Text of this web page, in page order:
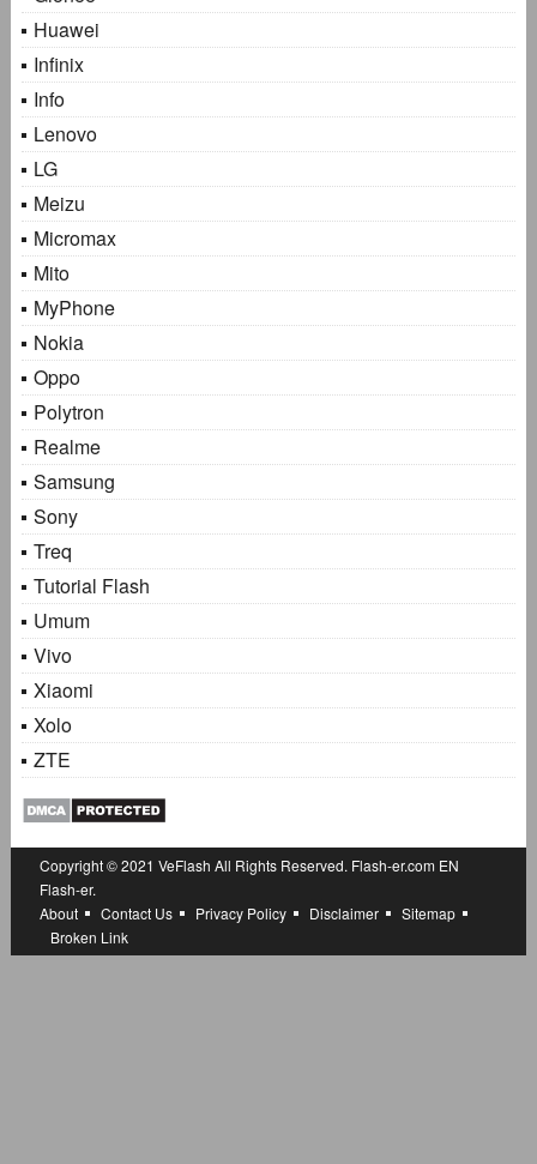
Huawei
Infinix
Info
Lenovo
LG
Meizu
Micromax
Mito
MyPhone
Nokia
Oppo
Polytron
Realme
Samsung
Sony
Treq
Tutorial Flash
Umum
Vivo
Xiaomi
Xolo
ZTE
Copyright © 2021 VeFlash All Rights Reserved. Flash-er.com EN
Flash-er.
About
Contact Us Privacy Policy Disclaimer
Sitemap
Broken Link